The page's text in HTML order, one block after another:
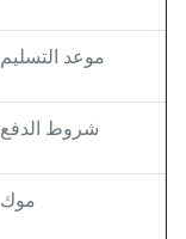
موعد التسليم
شروط الدفع
موك